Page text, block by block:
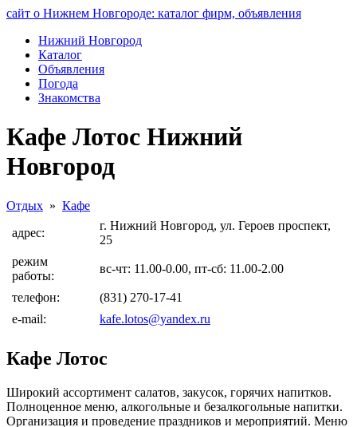
сайт о Нижнем Новгороде: каталог фирм, объявления
Нижний Новгород
Каталог
Объявления
Погода
Знакомства
Кафе Лотос Нижний
Новгород
Отдых » Кафе
адрес:
г. Нижний Новгород, ул. Героев проспект,
25
режим
работы:
вс-чт: 11.00-0.00, пт-сб: 11.00-2.00
телефон:
(831) 270-17-41
e-mail:
kafe.lotos@yandex.ru
Кафе Лотос
Широкий ассортимент салатов, закусок, горячих напитков.
Полноценное меню, алкогольные и безалкогольные напитки.
Организация и проведение праздников и мероприятий. Меню